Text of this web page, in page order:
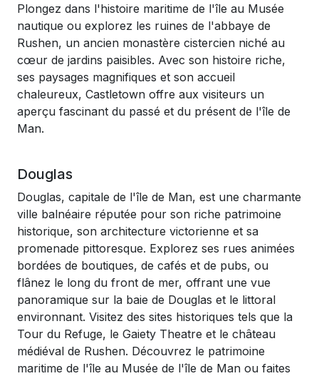
Plongez dans l'histoire maritime de l'île au Musée
nautique ou explorez les ruines de l'abbaye de
Rushen, un ancien monastère cistercien niché au
cœur de jardins paisibles. Avec son histoire riche,
ses paysages magnifiques et son accueil
chaleureux, Castletown offre aux visiteurs un
aperçu fascinant du passé et du présent de l'île de
Man.
Douglas
Douglas, capitale de l'île de Man, est une charmante
ville balnéaire réputée pour son riche patrimoine
historique, son architecture victorienne et sa
promenade pittoresque. Explorez ses rues animées
bordées de boutiques, de cafés et de pubs, ou
flânez le long du front de mer, offrant une vue
panoramique sur la baie de Douglas et le littoral
environnant. Visitez des sites historiques tels que la
Tour du Refuge, le Gaiety Theatre et le château
médiéval de Rushen. Découvrez le patrimoine
maritime de l'île au Musée de l'île de Man ou faites